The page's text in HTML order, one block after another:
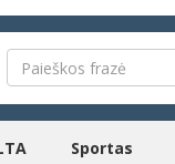
Sportas